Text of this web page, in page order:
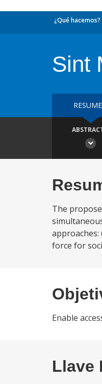
¿Qué hacemos?
Sint
The
force for
Enable
Llave